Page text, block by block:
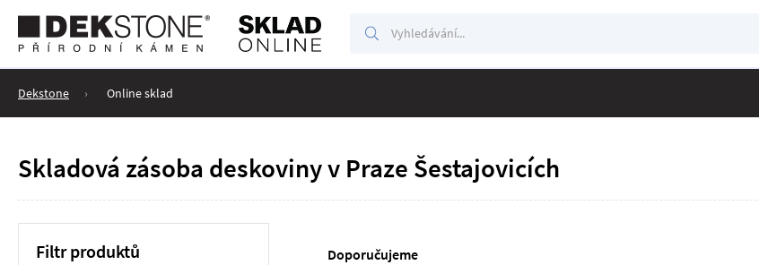
Vyhledávání
Vyhledávání
Dekstone Online sklad
Skladová zásoba deskoviny v Praze Šestajovicích
Filtr produktů Doporučujeme